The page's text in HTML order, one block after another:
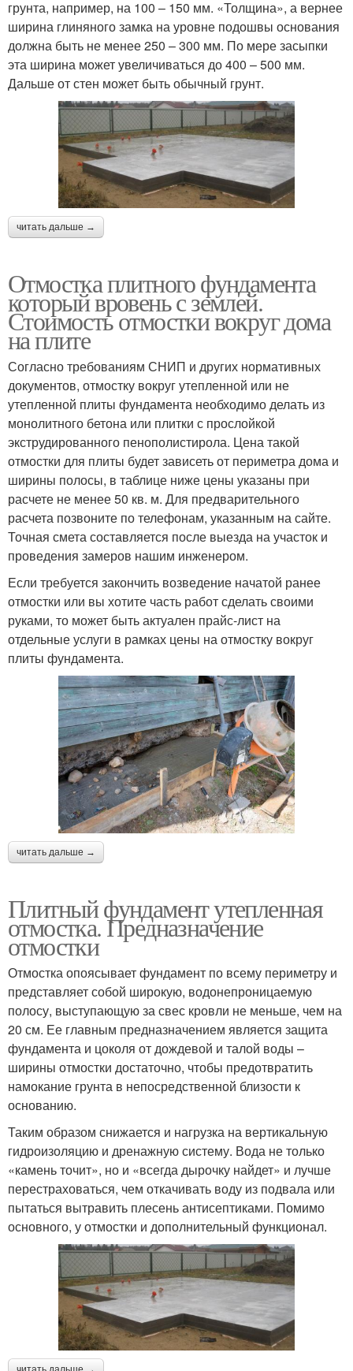
грунта, например, на 100 – 150 мм. «Толщина», а вернее
ширина глиняного замка на уровне подошвы основания
должна быть не менее 250 – 300 мм. По мере засыпки
эта ширина может увеличиваться до 400 – 500 мм.
Дальше от стен может быть обычный грунт.
читать дальше →
Отмостка плитного фундамента
который вровень с землей.
Стоимость отмостки вокруг дома
на плите
Согласно требованиям СНИП и других нормативных
документов, отмостку вокруг утепленной или не
утепленной плиты фундамента необходимо делать из
монолитного бетона или плитки с прослойкой
экструдированного пенополистирола. Цена такой
отмостки для плиты будет зависеть от периметра дома и
ширины полосы, в таблице ниже цены указаны при
расчете не менее 50 кв. м. Для предварительного
расчета позвоните по телефонам, указанным на сайте.
Точная смета составляется после выезда на участок и
проведения замеров нашим инженером.
Если требуется закончить возведение начатой ранее
отмостки или вы хотите часть работ сделать своими
руками, то может быть актуален прайс-лист на
отдельные услуги в рамках цены на отмостку вокруг
плиты фундамента.
читать дальше →
Плитный фундамент утепленная
отмостка. Предназначение
отмостки
Отмостка опоясывает фундамент по всему периметру и
представляет собой широкую, водонепроницаемую
полосу, выступающую за свес кровли не меньше, чем на
20 см. Ее главным предназначением является защита
фундамента и цоколя от дождевой и талой воды –
ширины отмостки достаточно, чтобы предотвратить
намокание грунта в непосредственной близости к
основанию.
Таким образом снижается и нагрузка на вертикальную
гидроизоляцию и дренажную систему. Вода не только
«камень точит», но и «всегда дырочку найдет» и лучше
перестраховаться, чем откачивать воду из подвала или
пытаться вытравить плесень антисептиками. Помимо
основного, у отмостки и дополнительный функционал.